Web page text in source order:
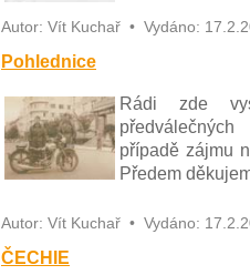
Autor: Vít Kuchař • Vydáno:
Pohlednice
Rádi zde
případě zájmu
Předem
Autor: Vít Kuchař • Vydáno:
ČECHIE